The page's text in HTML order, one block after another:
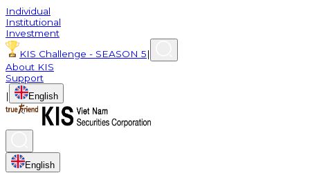
Individual
Institutional
Investment
KIS Challenge - SEASON 5|
About KIS
Support
|
English
English